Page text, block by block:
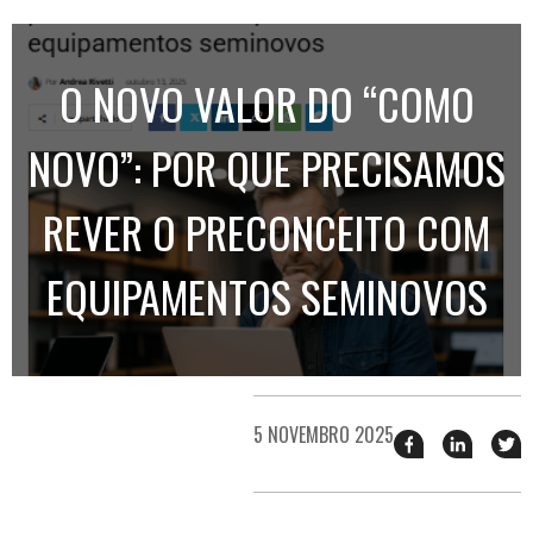
O NOVO VALOR DO “COMO
NOVO”: POR QUE PRECISAMOS
REVER O PRECONCEITO COM
EQUIPAMENTOS SEMINOVOS
5 NOVEMBRO 2025 Compartilhar
esse
no
esse
no